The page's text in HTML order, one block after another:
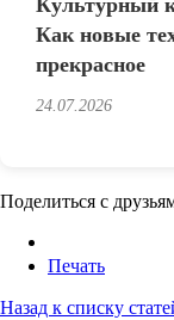
Культурный
Как новые
прекрасное
24.07.2026
Поделиться с
Печать
Назад к списку